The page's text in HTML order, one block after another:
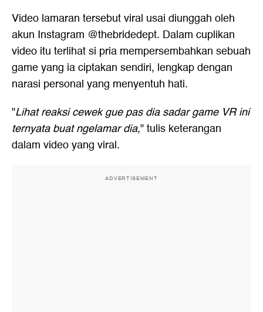
Video lamaran tersebut viral usai diunggah oleh
akun Instagram @thebridedept. Dalam cuplikan
video itu terlihat si pria mempersembahkan sebuah
game yang ia ciptakan sendiri, lengkap dengan
narasi personal yang menyentuh hati.
"Lihat reaksi cewek gue pas dia sadar game VR ini
ternyata buat ngelamar dia," tulis keterangan
dalam video yang viral.
ADVERTISEMENT